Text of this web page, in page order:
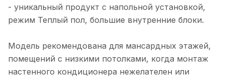
- уникальный продукт с напольной установкой,
режим Теплый пол, большие внутренние блоки.
Модель рекомендована для мансардных этажей,
помещений с низкими потолками, когда монтаж
настенного кондиционера нежелателен или